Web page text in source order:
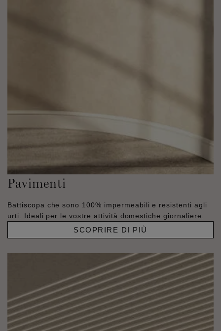
Pavimenti
Battiscopa che sono 100% impermeabili e resistenti agli
urti. Ideali per le vostre attività domestiche giornaliere.
SCOPRIRE DI PIÙ